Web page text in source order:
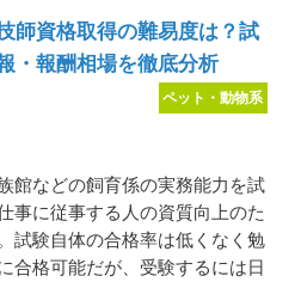
師資格取得の難易度は？試
・報酬相場を徹底分析
ペット・動物系
館などの飼育係の実務能力を試
事に従事する人の資質向上のた
試験自体の合格率は低くなく勉
合格可能だが、受験するには日